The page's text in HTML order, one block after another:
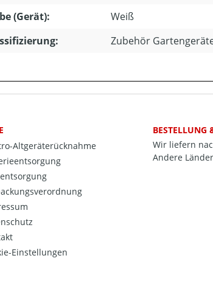
(Gerät):
Weiß
Zubehör
Altgeräterücknahme
Einstellungen
BESTELLUNG
Wir liefern
Andere